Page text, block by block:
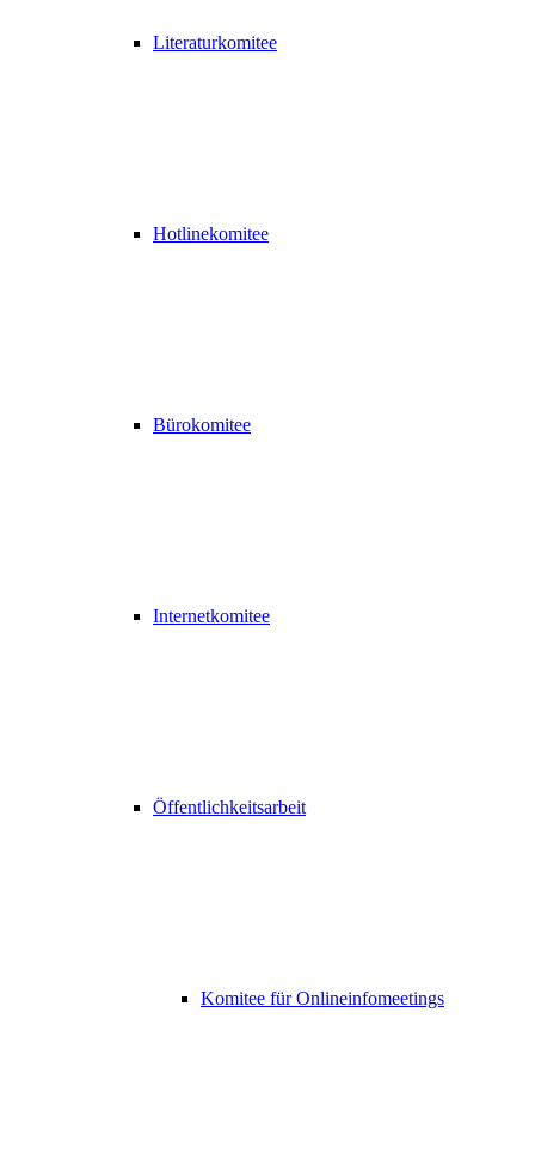
Literaturkomitee
Hotlinekomitee
Bürokomitee
Internetkomitee
Öffentlichkeitsarbeit
Komitee für Onlineinfomeetings